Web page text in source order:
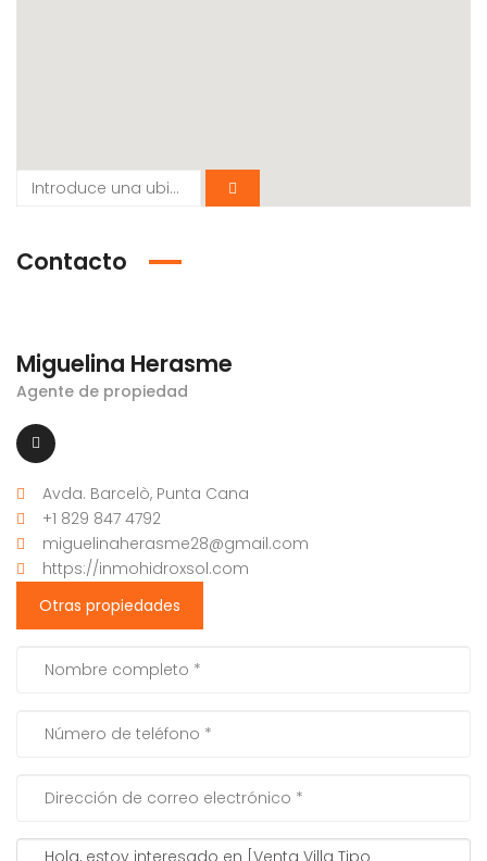
Contacto
Miguelina Herasme
Agente de propiedad
Avda. Barcelò, Punta Cana
+1 829 847 4792
miguelinaherasme28@gmail.com
https://inmohidroxsol.com
Otras propiedades